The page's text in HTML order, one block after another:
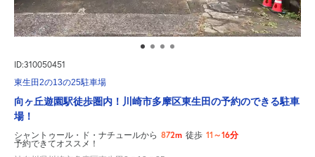
ID:310050451
東生田2の13の25駐車場
向ヶ丘遊園駅徒歩圏内！川崎市多摩区東生田の予約のできる駐車
場！
シャントゥール・ド・ナチュールから 872m 徒歩 11～16分
予約できてオススメ！